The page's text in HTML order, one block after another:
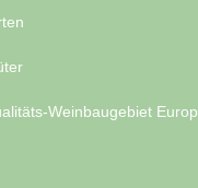
Weinbaugebiet